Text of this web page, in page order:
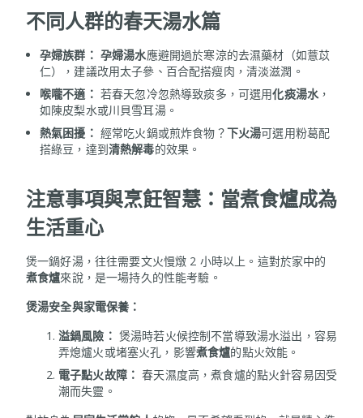
不同人群的春天湯水篇
孕婦族群： 孕婦湯水應避開過於寒涼的去濕藥材（如薏苡
仁），建議改用太子參、百合配搭瘦肉，清淡滋潤。
喉嚨不適： 若春天忽冷忽熱導致痰多，可選用化痰湯水 ，
如陳皮梨水或川貝雪耳湯。
熱氣困擾： 經常吃火鍋或煎炸食物？下火湯可選用粉葛配
搭綠豆，達到清熱解毒的效果。
注意事項與烹飪智慧：當煮食爐成為
生活重心
煲一鍋好湯，往往需要文火慢燉 2 小時以上。這對於家中的
煮食爐來說，是一場持久的性能考驗。
煲湯安全與家電保養：
溢鍋風險： 煲湯時若火候控制不當導致湯水溢出，容易
弄熄爐火或堵塞火孔，影響煮食爐的點火效能。
電子點火故障： 春天濕度高，煮食爐的點火針容易因受
潮而失靈。